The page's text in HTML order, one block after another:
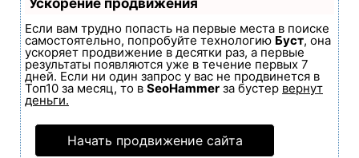
Ускорение продвижения
Если вам трудно попасть на первые места в поиске
самостоятельно, попробуйте технологию Буст, она
ускоряет продвижение в десятки раз, а первые
результаты появляются уже в течение первых 7
дней. Если ни один запрос у вас не продвинется в
Топ10 за месяц, то в SeoHammer за бустер вернут
деньги.
Начать продвижение сайта